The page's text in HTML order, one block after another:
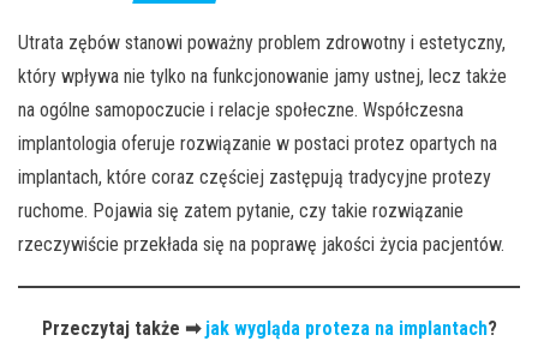
Utrata zębów stanowi poważny problem zdrowotny i estetyczny,
który wpływa nie tylko na funkcjonowanie jamy ustnej, lecz także
na ogólne samopoczucie i relacje społeczne. Współczesna
implantologia oferuje rozwiązanie w postaci protez opartych na
implantach, które coraz częściej zastępują tradycyjne protezy
ruchome. Pojawia się zatem pytanie, czy takie rozwiązanie
rzeczywiście przekłada się na poprawę jakości życia pacjentów.
Przeczytaj także ➡ jak wygląda proteza na implantach?